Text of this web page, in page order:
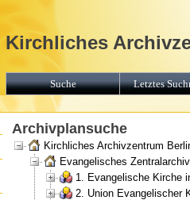
Archivplansuche
Kirchliches Archivzentrum
Evangelisches
1. Evangelische Kirche
2. Union Evangelischer
Kirchliches
Suche Letztes